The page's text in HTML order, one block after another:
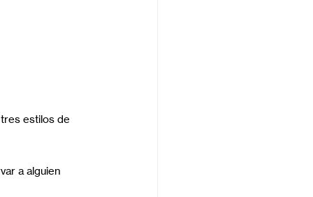
estilos de
a alguien